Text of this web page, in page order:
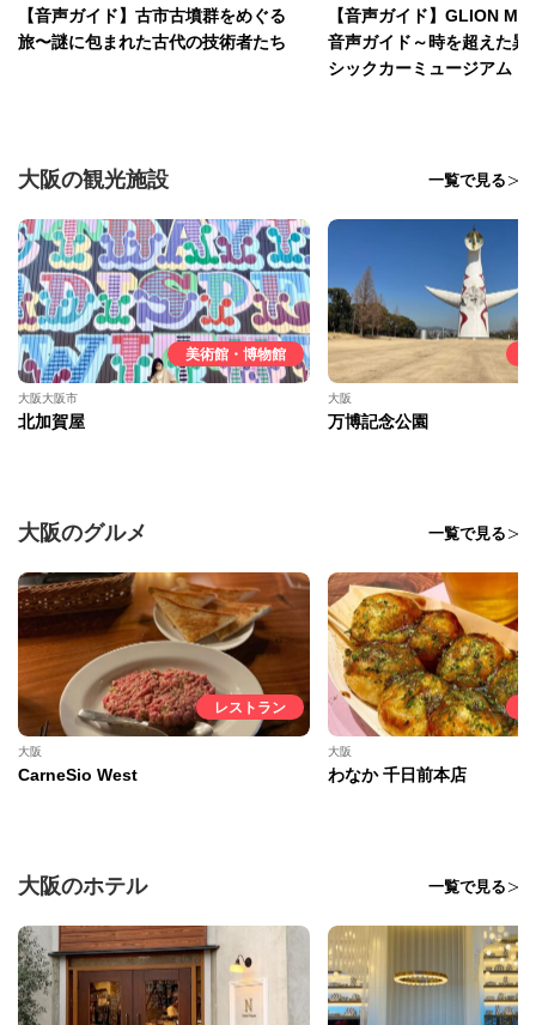
【音声ガイド】古市古墳群をめぐる
旅〜謎に包まれた古代の技術者たち
【音声ガイド】GLION
音声ガイド～時を超えた異
シックカーミュージアム
大阪の観光施設 一覧で見る
美術館・博物館
大阪大阪市
北加賀屋
大阪
万博記念公園
大阪のグルメ 一覧で見る
レストラン
大阪
CarneSio West
大阪
わなか 千日前本店
大阪のホテル 一覧で見る